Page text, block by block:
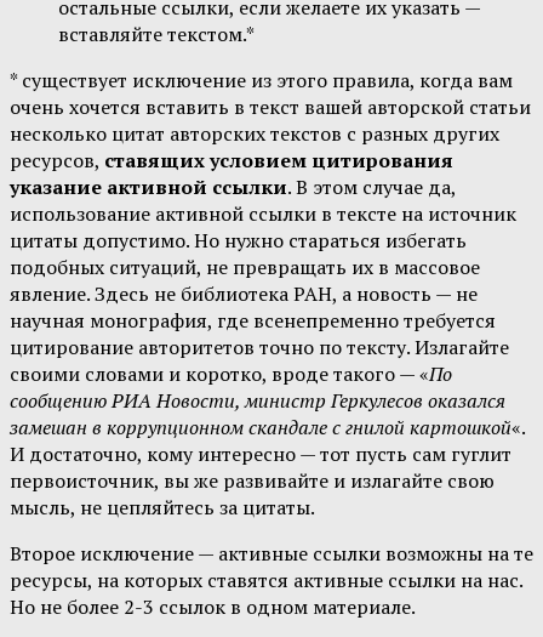
остальные ссылки, если желаете их указать —
вставляйте текстом.*
* существует исключение из этого правила, когда вам
очень хочется вставить в текст вашей авторской статьи
несколько цитат авторских текстов с разных других
ресурсов, ставящих условием цитирования
указание активной ссылки. В этом случае да,
использование активной ссылки в тексте на источник
цитаты допустимо. Но нужно стараться избегать
подобных ситуаций, не превращать их в массовое
явление. Здесь не библиотека РАН, а новость — не
научная монография, где всенепременно требуется
цитирование авторитетов точно по тексту. Излагайте
своими словами и коротко, вроде такого — «По
сообщению РИА Новости, министр Геркулесов оказался
замешан в коррупционном скандале с гнилой картошкой«.
И достаточно, кому интересно — тот пусть сам гуглит
первоисточник, вы же развивайте и излагайте свою
мысль, не цепляйтесь за цитаты.
Второе исключение — активные ссылки возможны на те
ресурсы, на которых ставятся активные ссылки на нас.
Но не более 2-3 ссылок в одном материале.